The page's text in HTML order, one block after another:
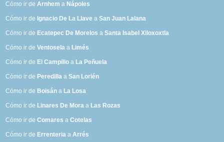
Cómo ir deArnhem a Nápoles
Cómo ir de Ignacio De La Llave aSan Juan Lalana
Cómo ir de Ecatepec De Morelos aSanta Isabel Xiloxoxtla
Cómo ir deVentosela a Limés
Cómo ir de El Campillo a La Peñuela
Cómo ir de Peredilla aSan Lorién
Cómo ir de Boisán a La Losa
Cómo ir de Linares De Mora a Las Rozas
Cómo ir deComares aCotelas
Cómo ir de Errenteria aArrés